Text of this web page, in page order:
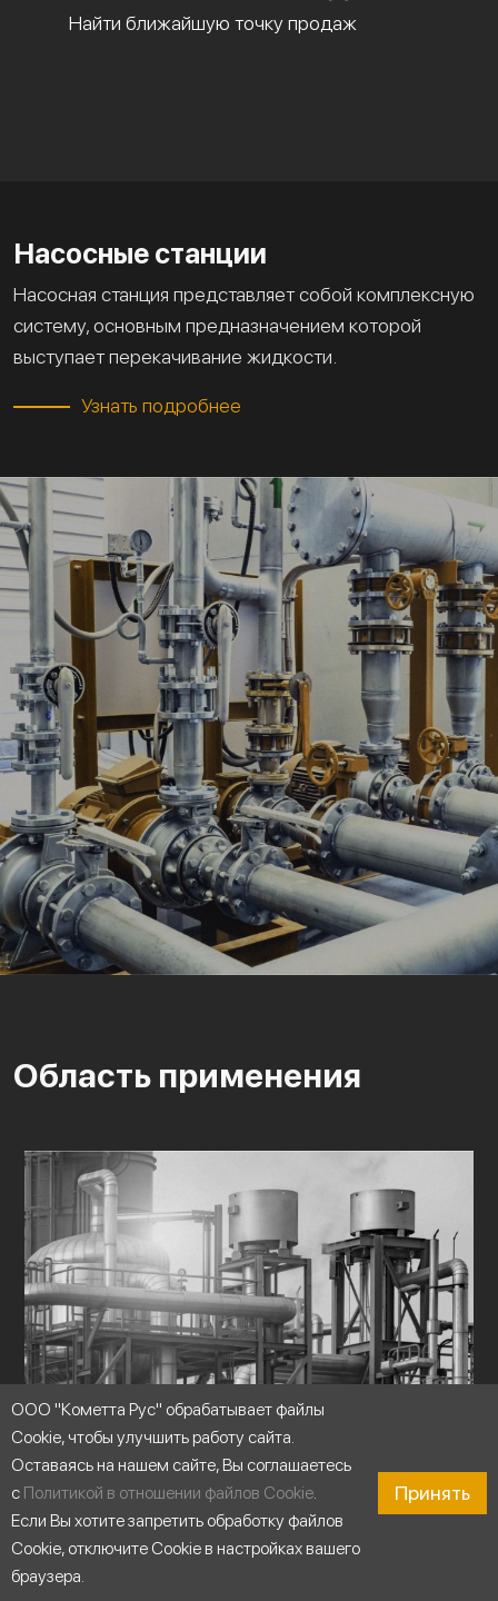
Найти ближайшую точку продаж
Насосные станции
Насосная станция представляет собой комплексную
систему, основным предназначением которой
выступает перекачивание жидкости.
Узнать подробнее
Область применения
ООО "Кометта Рус" обрабатывает файлы
Cookie, чтобы улучшить работу сайта.
Оставаясь на нашем сайте, Вы соглашаетесь
с Политикой в отношении файлов Cookie.
Если Вы хотите запретить обработку файлов
Cookie, отключите Cookie в настройках вашего
браузера.
Принять